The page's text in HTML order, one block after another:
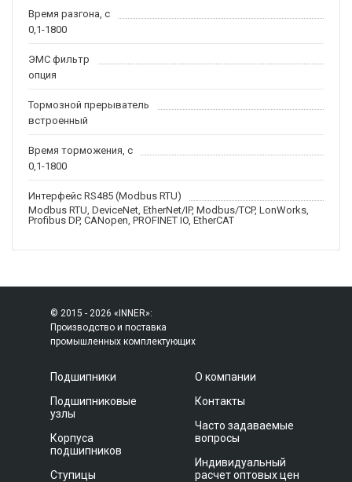
Время разгона, с
0,1-1800
ЭМС фильтр
опция
Тормозной прерыватель
встроенный
Время торможения, с
0,1-1800
Интерфейс RS485 (Modbus RTU)
Modbus RTU, DeviceNet, EtherNet/IP, Modbus/TCP, LonWorks,
Profibus DP, CANopen, PROFINET IO, EtherCAT
© 2015 - 2026 «INNER»:
Производство и поставка
промышленных комплектующих
Подшипники
Подшипниковые
узлы
Корпуса
подшипников
Ступицы
О компании
Контакты
Часто задаваемые
вопросы
Индивидуальный
расчет оптовых цен